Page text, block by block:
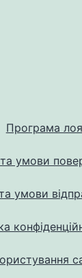
Програма
та умови
умови